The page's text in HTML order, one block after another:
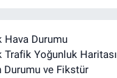
Hava Durumu
Trafik Yoğunluk Haritası
Durumu ve Fikstür